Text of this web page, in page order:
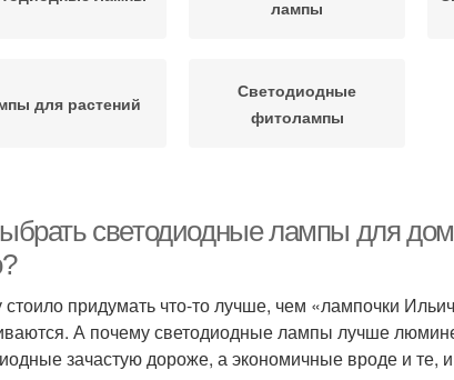
лампы
для растений
Светодиодные
фитолампы
светодиодные лампы для
придумать что-то лучше, чем «лампочки
А почему светодиодные лампы лучше
зачастую дороже, а экономичные вроде и те,